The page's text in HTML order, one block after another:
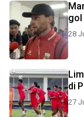
gol
28
di
27